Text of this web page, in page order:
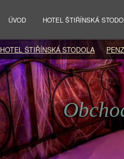
ÚVOD HOTEL ŠTIŘÍNSKÁ
HOTEL ŠTIŘÍNSKÁ STODOLA